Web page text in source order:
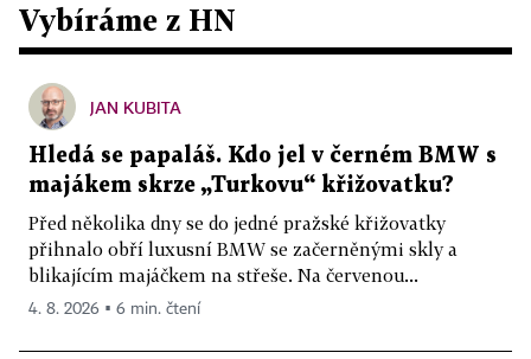
Vybíráme z HN
JAN KUBITA
Hledá se papaláš. Kdo jel v černém BMW s
majákem skrze „Turkovu“ křižovatku?
Před několika dny se do jedné pražské křižovatky
přihnalo obří luxusní BMW se začerněnými skly a
blikajícím majáčkem na střeše. Na červenou...
4. 8. 2026 ▪ 6 min. čtení